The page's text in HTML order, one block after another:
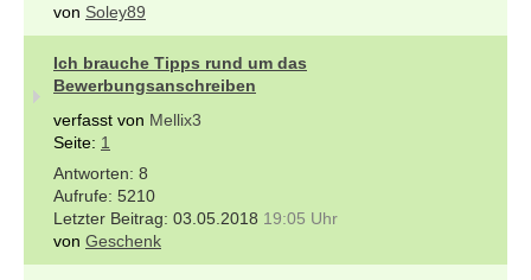
von Soley89
Ich brauche Tipps rund um das
Bewerbungsanschreiben
verfasst von Mellix3
Seite: 1
8
5210
03.05.2018 19:05 Uhr
von Geschenk